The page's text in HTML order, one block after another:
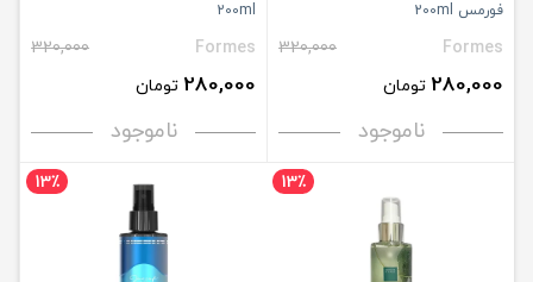
فورمس 200ml
Formes
320,000
280,000 تومان
ناموجود
200ml
Formes
320,000
280,000 تومان
ناموجود
13٪ 13٪